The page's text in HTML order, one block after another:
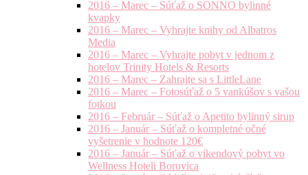
2016 – Marec – Súťaž o SONNO bylinné
kvapky
2016 – Marec – Vyhrajte knihy od Albatros
Media
2016 – Marec – Vyhrajte pobyt v jednom z
hotelov Trinity Hotels & Resorts
2016 – Marec – Zahrajte sa s LittleLane
2016 – Marec – Fotosúťaž o 5 vankúšov s vašou
fotkou
2016 – Február – Súťaž o Apetito bylinný sirup
2016 – Január – Súťaž o kompletné očné
vyšetrenie v hodnote 120€
2016 – Január – Súťaž o víkendový pobyt vo
Wellness Hoteli Borovica